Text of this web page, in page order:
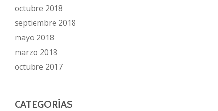
octubre 2018
septiembre 2018
mayo 2018
marzo 2018
octubre 2017
CATEGORÍAS